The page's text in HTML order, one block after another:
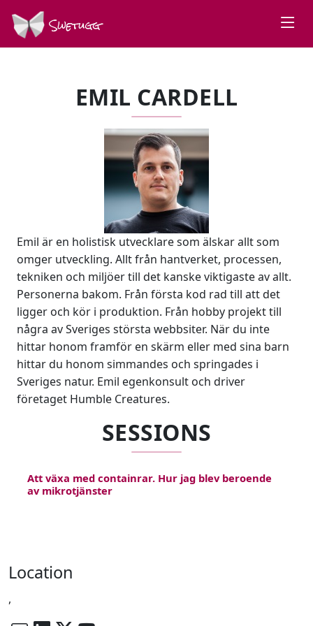
Swetugg
EMIL CARDELL
Emil är en holistisk utvecklare som älskar allt som
omger utveckling. Allt från hantverket, processen,
tekniken och miljöer till det kanske viktigaste av allt.
Personerna bakom. Från första kod rad till att det
ligger och kör i produktion. Från hobby projekt till
några av Sveriges största webbsiter. När du inte
hittar honom framför en skärm eller med sina barn
hittar du honom simmandes och springades i
Sveriges natur. Emil egenkonsult och driver
företaget Humble Creatures.
SESSIONS
Att växa med containrar. Hur jag blev beroende
av mikrotjänster
Location
,